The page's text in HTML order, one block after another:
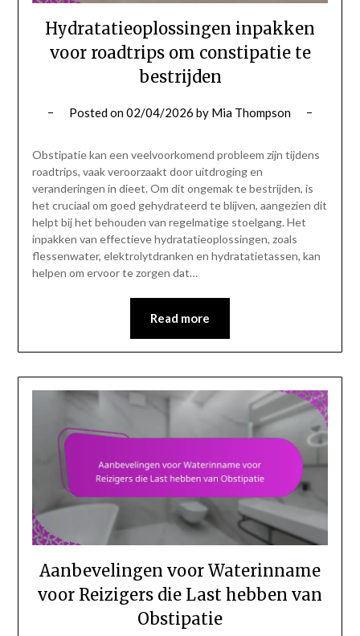
Hydratatieoplossingen inpakken
voor roadtrips om constipatie te
bestrijden
Posted on02/04/2026 by Mia Thompson
Obstipatie kan een veelvoorkomend probleem zijn tijdens
roadtrips, vaak veroorzaakt door uitdroging en
veranderingen in dieet. Om dit ongemak te bestrijden, is
het cruciaal om goed gehydrateerd te blijven, aangezien dit
helpt bij het behouden van regelmatige stoelgang. Het
inpakken van effectieve hydratatieoplossingen, zoals
flessenwater, elektrolytdranken en hydratatietassen, kan
helpen om ervoor te zorgen dat…
Read more
Aanbevelingen voor Waterinname
voor Reizigers die Last hebben van
Obstipatie